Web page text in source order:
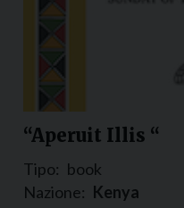
“Aperuit Illis “
Tipo: book
Nazione: Kenya